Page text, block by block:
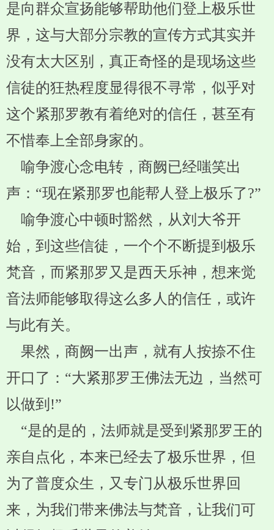
是向群众宣扬能够帮助他们登上极乐世
界，这与大部分宗教的宣传方式其实并
没有太大区别，真正奇怪的是现场这些
信徒的狂热程度显得很不寻常，似乎对
这个紧那罗教有着绝对的信任，甚至有
不惜奉上全部身家的。
喻争渡心念电转，商阙已经嗤笑出
声：“现在紧那罗也能帮人登上极乐了?”
喻争渡心中顿时豁然，从刘大爷开
始，到这些信徒，一个个不断提到极乐
梵音，而紧那罗又是西天乐神，想来觉
音法师能够取得这么多人的信任，或许
与此有关。
果然，商阙一出声，就有人按捺不住
开口了：“大紧那罗王佛法无边，当然可
以做到!”
“是的是的，法师就是受到紧那罗王的
亲自点化，本来已经去了极乐世界，但
为了普度众生，又专门从极乐世界回
来，为我们带来佛法与梵音，让我们可